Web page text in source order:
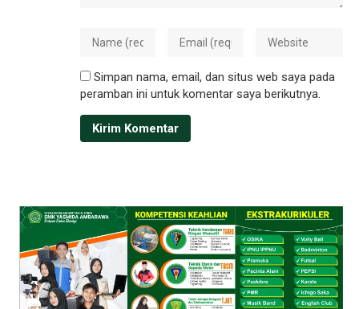
Simpan nama, email, dan situs web saya pada
peramban ini untuk komentar saya berikutnya.